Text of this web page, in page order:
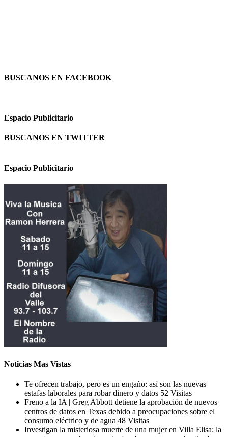
BUSCANOS EN FACEBOOK
Espacio Publicitario
BUSCANOS EN TWITTER
Espacio Publicitario
Noticias Mas Vistas
Te ofrecen trabajo, pero es un engaño: así son las nuevas
estafas laborales para robar dinero y datos 52 Visitas
Freno a la IA | Greg Abbott detiene la aprobación de nuevos
centros de datos en Texas debido a preocupaciones sobre el
consumo eléctrico y de agua 48 Visitas
Investigan la misteriosa muerte de una mujer en Villa Elisa: la